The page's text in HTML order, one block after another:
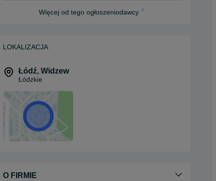
Więcej od tego ogłoszeniodawcy
LOKALIZACJA
Łódź, Widzew
Łódzkie
O FIRMIE